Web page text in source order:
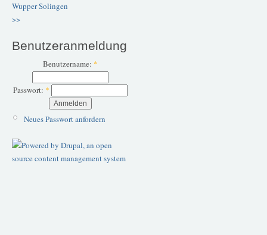
WupperSolingen
>>
Benutzeranmeldung
Benutzername: *
Passwort: *
Neues Passwort anfordern